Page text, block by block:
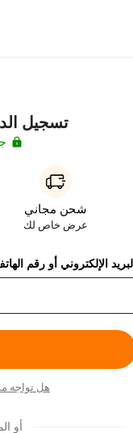
تسجيل
شحن مجاني
عرض خاص لك
الإلكتروني أو رقم
هل تواجه
أو